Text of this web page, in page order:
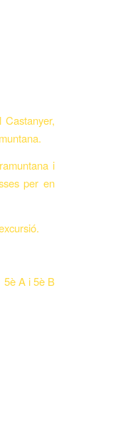
i
per en
5è A i 5è B